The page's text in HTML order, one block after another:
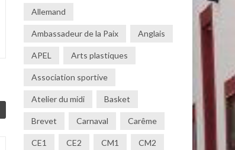
Allemand
Ambassadeur de la Paix Anglais
APEL Arts plastiques
Association sportive
Atelier du midi Basket
Brevet Carnaval Carême
CE1 CE2 CM1 CM2